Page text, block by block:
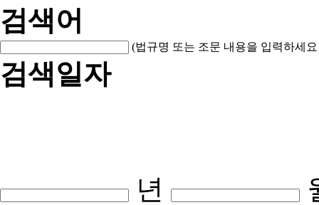
검색어
(법규명 또는 조문 내용을 입력하세
검색일자
년